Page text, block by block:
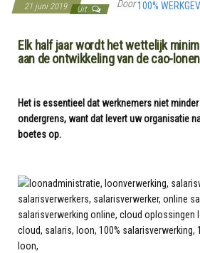
21 juni 2019 Uit Door100%
Elk half jaar wordt het wettelijk
aan de ontwikkeling van de cao-
Het is essentieel dat werknemers niet
ondergrens, want dat levert uw organisatie
boetes op.